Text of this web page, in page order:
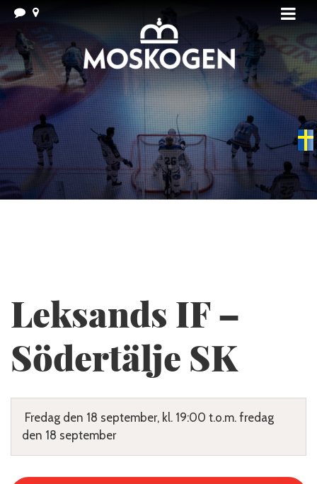
Leksands IF –
Södertälje SK
Fredag den 18 september, kl. 19:00 t.o.m. fredag
den 18 september
Swedish